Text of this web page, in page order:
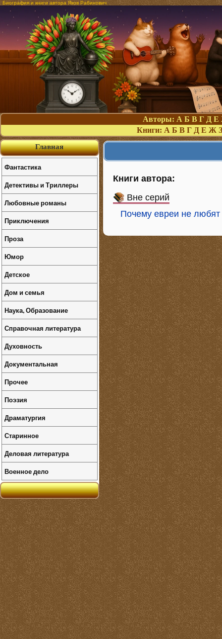
Биография и книги автора Яков Рабинович
Авторы: А Б В Г Д Е
Книги: А Б В Г Д Е Ж З
Книги автора:
Вне серий
Почему евреи не
Главная
Фантастика
Детективы и Триллеры
Любовные романы
Приключения
Проза
Юмор
Детское
Дом и семья
Наука, Образование
Справочная литература
Духовность
Документальная
Прочее
Поэзия
Драматургия
Старинное
Деловая литература
Военное дело